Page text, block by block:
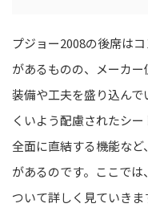
プジョー2008の後席は
があるものの、メーカ
装備や工夫を盛り込ん
くいよう配慮されたシ
全面に直結する機能な
があるのです。ここで
ついて詳しく見ていきま